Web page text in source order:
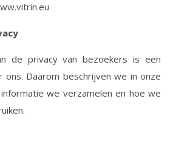
de privacy van bezoekers is een
ons. Daarom beschrijven we in onze
we verzamelen en hoe we